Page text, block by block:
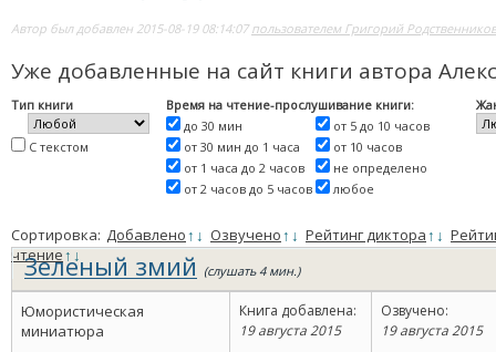
Автор был добавлен 2015-08-19 08:14:07пользователем Григорий Родственников
Уже добавленные на сайт книги автора
Тип книги
С текстом
Время на чтение-прослушивание книги:
до 30 мин
от 30 мин до 1 часа
от 1 часа до 2 часов
от 2 часов до 5 часов
от 5 до 10 часов
от 10 часов
не определено
любое
Сортировка: Добавлено↑ ↓ Озвучено↑ ↓ Рейтинг диктора↑ ↓
чтение↑↓
Зеленый змий (слушать 4 мин.)
Юмористическая
миниатюра
Книга добавлена:
19 августа 2015
Озвучено:
19 августа 2015